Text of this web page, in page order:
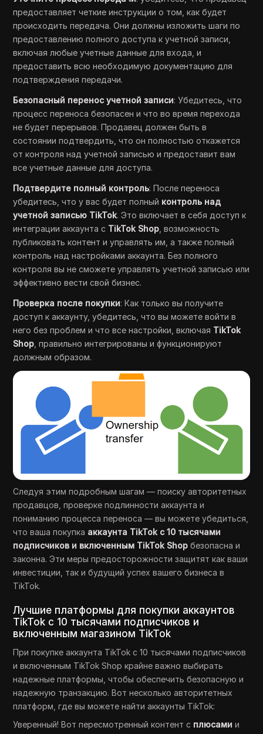
предоставляет четкие инструкции о том, как будет
происходить передача. Они должны изложить шаги по
предоставлению полного доступа к учетной записи,
включая любые учетные данные для входа, и
предоставить всю необходимую документацию для
подтверждения передачи.
Безопасный перенос учетной записи: Убедитесь, что
процесс переноса безопасен и что во время перехода
не будет перерывов. Продавец должен быть в
состоянии подтвердить, что он полностью откажется
от контроля над учетной записью и предоставит вам
все учетные данные для доступа.
Подтвердите полный контроль: После переноса
убедитесь, что у вас будет полный контроль над
учетной записью TikTok. Это включает в себя доступ к
интеграции аккаунта с TikTok Shop, возможность
публиковать контент и управлять им, а также полный
контроль над настройками аккаунта. Без полного
контроля вы не сможете управлять учетной записью или
эффективно вести свой бизнес.
Проверка после покупки: Как только вы получите
доступ к аккаунту, убедитесь, что вы можете войти в
него без проблем и что все настройки, включая TikTok
Shop, правильно интегрированы и функционируют
должным образом.
Следуя этим подробным шагам — поиску авторитетных
продавцов, проверке подлинности аккаунта и
пониманию процесса переноса — вы можете убедиться,
что ваша покупка аккаунта TikTok с 10 тысячами
подписчиков и включенным TikTok Shop безопасна и
законна. Эти меры предосторожности защитят как ваши
инвестиции, так и будущий успех вашего бизнеса в
TikTok.
Лучшие платформы для покупки аккаунтов
TikTok с 10 тысячами подписчиков и
включенным магазином TikTok
При покупке аккаунта TikTok с 10 тысячами подписчиков
и включенным TikTok Shop крайне важно выбирать
надежные платформы, чтобы обеспечить безопасную и
надежную транзакцию. Вот несколько авторитетных
платформ, где вы можете найти аккаунты TikTok:
Уверенный! Вот пересмотренный контент с плюсами и